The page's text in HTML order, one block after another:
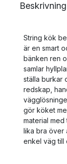
Beskrivning
String kök
är en smart
bänken ren
samlar
ställa burkar
redskap,
gör köket
material
lika bra över
enkel väg till